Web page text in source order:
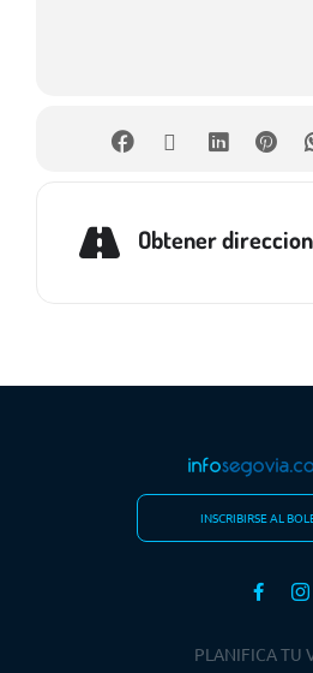
Obtener
INSCRIBIRSE AL
PLANIFICA TU